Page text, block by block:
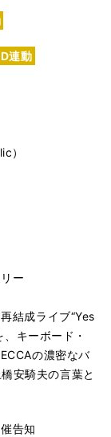
連動
）
ー
結成ライブ“Yes
キーボード・
の濃密なバ
安騎夫の言葉と
告知